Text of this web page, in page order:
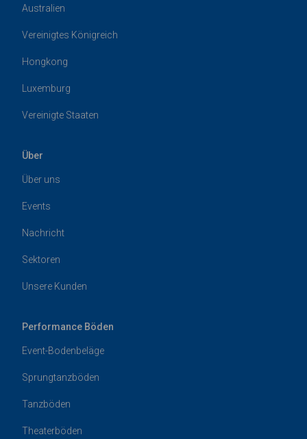
Australien
Vereinigtes Königreich
Hongkong
Luxemburg
Vereinigte Staaten
Über
Über uns
Events
Nachricht
Sektoren
Unsere Kunden
Performance Böden
Event-Bodenbeläge
Sprungtanzböden
Tanzböden
Theaterböden